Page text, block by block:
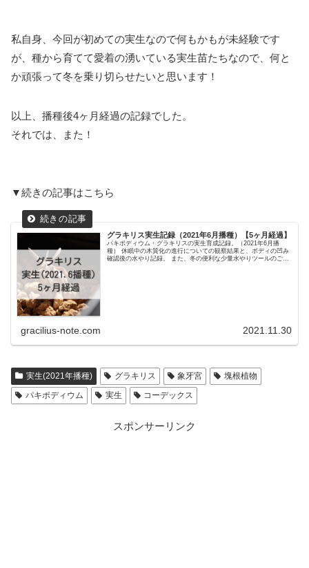
私自身、今回が初めての実生なので何もかもが未経験です
が、種から育てて愛着の湧いている実生苗たちなので、何と
か頑張って冬を乗り切らせたいと思います！
以上、播種後4ヶ月経過の記録でした。
それでは、また！
▼続きの記事はこちら
グラキリス実生記録（2021年6月播種）【5ヶ月経過】
パキポディウム・グラキリスの実生育成記録。（2021年6月播
種） 休眠中の木質化の進行についての観察結果と、ボディの凹み
確認後の水やり記録。 また、冬の便利な少量水やりツールのご紹
gracilius-note.com 2021.11.30
実生(2021年播種) グラキリス 象牙宮
塊根植物
パキポディウム
実生 コーデックス
スポンサーリンク